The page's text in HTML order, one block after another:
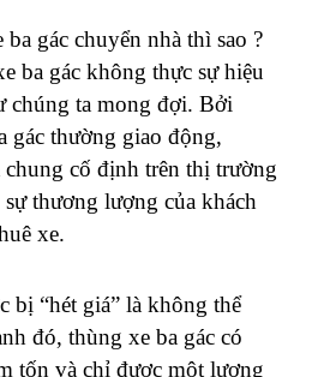
gác chuyển nhà thì sao ?
ba gác không thực sự hiệu
chúng ta mong đợi. Bởi
gác thường giao động,
cố định trên thị trường
thương lượng của khách
xe.
bị “hét giá” là không thể
đó, thùng xe ba gác có
tốn và chỉ được một lượng